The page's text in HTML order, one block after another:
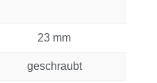
23 mm
geschraubt